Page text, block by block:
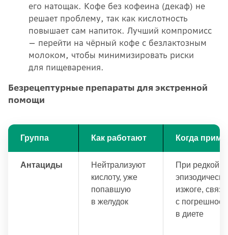
его натощак. Кофе без кофеина (декаф) не
решает проблему, так как кислотность
повышает сам напиток. Лучший компромисс
— перейти на чёрный кофе с безлактозным
молоком, чтобы минимизировать риски
для пищеварения.
Безрецептурные препараты для экстренной
помощи
Группа Как работают Когда
Антациды
Нейтрализуют
кислоту, уже
попавшую
в желудок
При редкой,
изжоге,
с
в диете